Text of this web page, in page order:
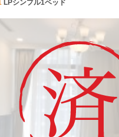
LPシンプル1ベッド